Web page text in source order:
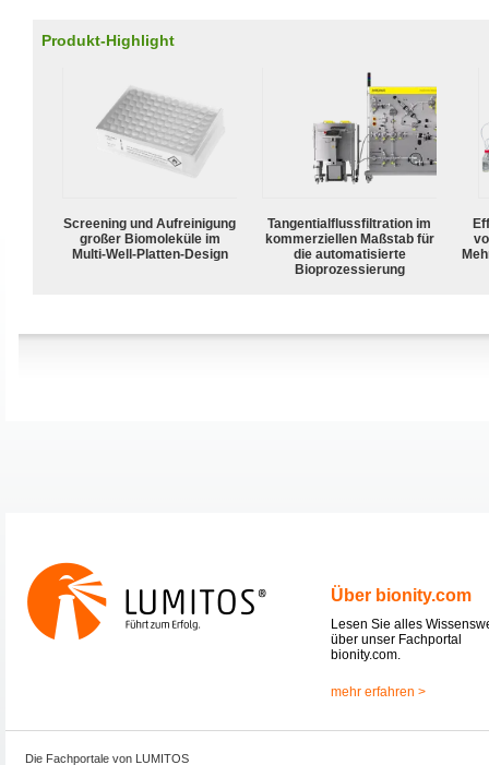
Produkt-Highlight
Screening und Aufreinigung
großer Biomoleküle im
Multi-Well-Platten-Design
Tangentialflussfiltration im
kommerziellen Maßstab für
die automatisierte
Bioprozessierung
Über bionity.com
Lesen Sie alles
über unser Fachportal
bionity.com.
mehr erfahren >
Die Fachportale von LUMITOS